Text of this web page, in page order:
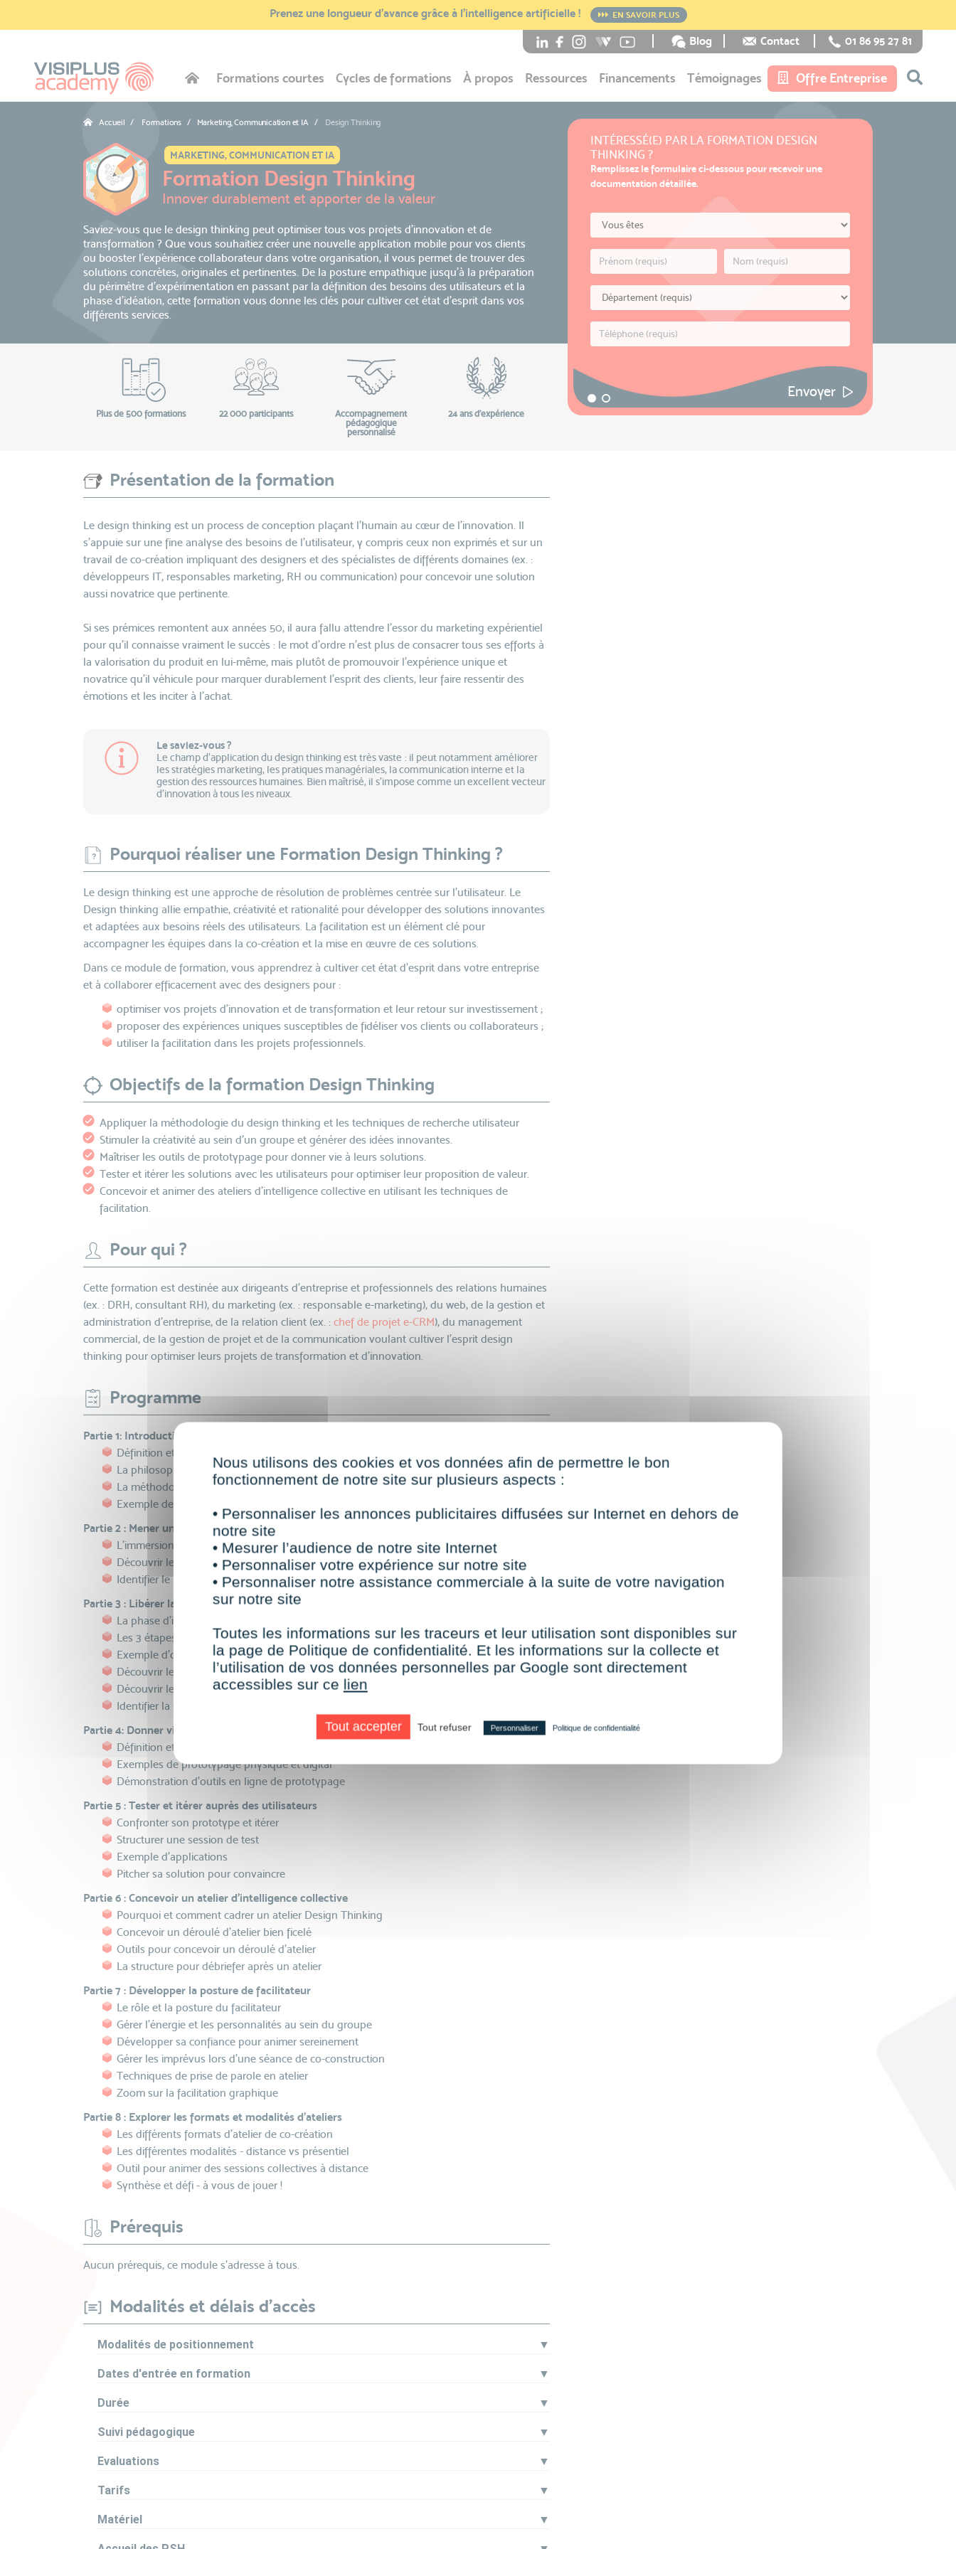
Prenez une longueur d’avance grâce à l’intelligence artificielle ! EN SAVOIR PLUS
Blog Contact 01 86 95 27 81
Formations courtes Cycles de formations À propos Ressources Financements Témoignages Offre Entreprise
INTÉRESSÉ(E) PAR LA FORMATION DESIGN
THINKING ?
Remplissez le formulaire ci-dessous pour recevoir une
documentation détaillée.
Envoyer
Accueil Formations / Marketing, Communication et IA Design Thinking
MARKETING, COMMUNICATION ET IA
Formation Design Thinking
Innover durablement et apporter de la valeur
Saviez-vous que le design thinking peut optimiser tous vos projets d’innovation et de
transformation ? Que vous souhaitiez créer une nouvelle application mobile pour vos clients
ou booster l’expérience collaborateur dans votre organisation, il vous permet de trouver des
solutions concrètes, originales et pertinentes. De la posture empathique jusqu’à la préparation
du périmètre d’expérimentation en passant par la définition des besoins des utilisateurs et la
phase d’idéation, cette formation vous donne les clés pour cultiver cet état d’esprit dans vos
différents services.
Plus de 500 formations 22 000 participants
Accompagnement
pédagogique
personnalisé
24 ans d'expérience
Présentation de la formation
Le design thinking est un process de conception plaçant l’humain au cœur de l’innovation. Il
s’appuie sur une fine analyse des besoins de l’utilisateur, y compris ceux non exprimés et sur un
travail de co-création impliquant des designers et des spécialistes de différents domaines (ex. :
développeurs IT, responsables marketing, RH ou communication) pour concevoir une solution
aussi novatrice que pertinente.
Si ses prémices remontent aux années 50, il aura fallu attendre l’essor du marketing expérientiel
pour qu’il connaisse vraiment le succès : le mot d’ordre n’est plus de consacrer tous ses efforts à
la valorisation du produit en lui-même, mais plutôt de promouvoir l’expérience unique et
novatrice qu’il véhicule pour marquer durablement l’esprit des clients, leur faire ressentir des
émotions et les inciter à l’achat.
Le saviez-vous ?
Le champ d’application du design thinking est très vaste : il peut notamment améliorer
les stratégies marketing, les pratiques managériales, la communication interne et la
gestion des ressources humaines. Bien maîtrisé, il s’impose comme un excellent vecteur
d’innovation à tous les niveaux.
Pourquoi réaliser une Formation Design Thinking ?
Le design thinking est une approche de résolution de problèmes centrée sur l'utilisateur. Le
Design thinking allie empathie, créativité et rationalité pour développer des solutions innovantes
et adaptées aux besoins réels des utilisateurs. La facilitation est un élément clé pour
accompagner les équipes dans la co-création et la mise en œuvre de ces solutions.
Dans ce module de formation, vous apprendrez à cultiver cet état d’esprit dans votre entreprise
et à collaborer efficacement avec des designers pour :
optimiser vos projets d’innovation et de transformation et leur retour sur investissement ;
proposer des expériences uniques susceptibles de fidéliser vos clients ou collaborateurs ;
utiliser la facilitation dans les projets professionnels.
Objectifs de la formation Design Thinking
Appliquer la méthodologie du design thinking et les techniques de recherche utilisateur
Stimuler la créativité au sein d'un groupe et générer des idées innovantes.
Maîtriser les outils de prototypage pour donner vie à leurs solutions.
Tester et itérer les solutions avec les utilisateurs pour optimiser leur proposition de valeur.
Concevoir et animer des ateliers d'intelligence collective en utilisant les techniques de
facilitation.
Pour qui ?
Cette formation est destinée aux dirigeants d’entreprise et professionnels des relations humaines
(ex. : DRH, consultant RH), du marketing (ex. : responsable e-marketing), du web, de la gestion et
administration d’entreprise, de la relation client (ex. : chef de projet e-CRM), du management
commercial, de la gestion de projet et de la communication voulant cultiver l’esprit design
thinking pour optimiser leurs projets de transformation et d’innovation.
Programme
Partie 1: Introduction au design thinking
Définition et origines du Design Thinking
La philosophie et l'approche Design Thinking
La méthodologie en 5 étapes
Exemple de cas d'usage
Partie 2 : Mener une recherche utilisateur
L'immersion - comment mener des interviews utilisateurs
Découvrir les outils de l'immersion
Identifier le problème ultime
Partie 3 : Libérer la créativité et générer des idées
La phase d'idéation et le cadre du brainstorming
Les 3 étapes de la créativité
Exemple d'outils pour briser la glace
Découvrir les outils de divergence (1-2)
Découvrir les outils de divergence (2-2)
Identifier la solution à prototyper - les outils de convergence
Partie 4: Donner vie à la solution grâce au prototypage
Définition et importance du prototypage
Exemples de prototypage physique et digital
Démonstration d'outils en ligne de prototypage
Partie 5 : Tester et itérer auprès des utilisateurs
Confronter son prototype et itérer
Structurer une session de test
Exemple d'applications
Pitcher sa solution pour convaincre
Partie 6 : Concevoir un atelier d'intelligence collective
Pourquoi et comment cadrer un atelier Design Thinking
Concevoir un déroulé d'atelier bien ficelé
Outils pour concevoir un déroulé d'atelier
La structure pour débriefer après un atelier
Partie 7 : Développer la posture de facilitateur
Le rôle et la posture du facilitateur
Gérer l'énergie et les personnalités au sein du groupe
Développer sa confiance pour animer sereinement
Gérer les imprévus lors d'une séance de co-construction
Techniques de prise de parole en atelier
Zoom sur la facilitation graphique
Partie 8 : Explorer les formats et modalités d'ateliers
Les différents formats d'atelier de co-création
Les différentes modalités - distance vs présentiel
Outil pour animer des sessions collectives à distance
Synthèse et défi - à vous de jouer !
Prérequis
Aucun prérequis, ce module s’adresse à tous.
Modalités et délais d'accès
Modalités de positionnement ▼
Dates d'entrée en formation ▼
Durée ▼
Suivi pédagogique ▼
Evaluations ▼
Tarifs ▼
Matériel ▼
Nous utilisons des cookies et vos données afin de permettre le bon
fonctionnement de notre site sur plusieurs aspects :
• Personnaliser les annonces publicitaires diffusées sur Internet en dehors de
notre site
• Mesurer l’audience de notre site Internet
• Personnaliser votre expérience sur notre site
• Personnaliser notre assistance commerciale à la suite de votre navigation
sur notre site
Toutes les informations sur les traceurs et leur utilisation sont disponibles sur
la page de Politique de confidentialité. Et les informations sur la collecte et
l’utilisation de vos données personnelles par Google sont directement
accessibles sur ce lien
Tout accepter Tout refuser Personnaliser Politique de confidentialité